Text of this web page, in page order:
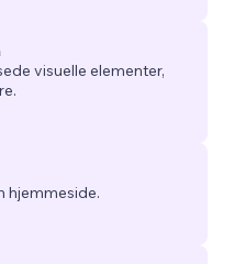
visuelle elementer,
hjemmeside.